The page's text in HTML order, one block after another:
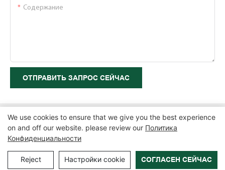
Содержание
ОТПРАВИТЬ ЗАПРОС СЕЙЧАС
Copyright © 2026 Zhangzhou Air Power Packaging Equipment Co.,
Карта сайта |Политика конфиденциальности
We use cookies to ensure that we give you the best experience
on and off our website. please review our Политика
Конфиденциальности
Reject Настройки cookie СОГЛАСЕН СЕЙЧАС